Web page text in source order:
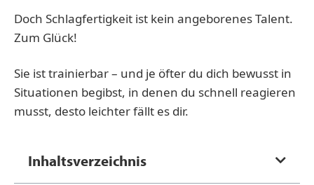
Doch Schlagfertigkeit ist kein angeborenes Talent.
Zum Glück!
Sie ist trainierbar – und je öfter du dich bewusst in
Situationen begibst, in denen du schnell reagieren
musst, desto leichter fällt es dir.
Inhaltsverzeichnis